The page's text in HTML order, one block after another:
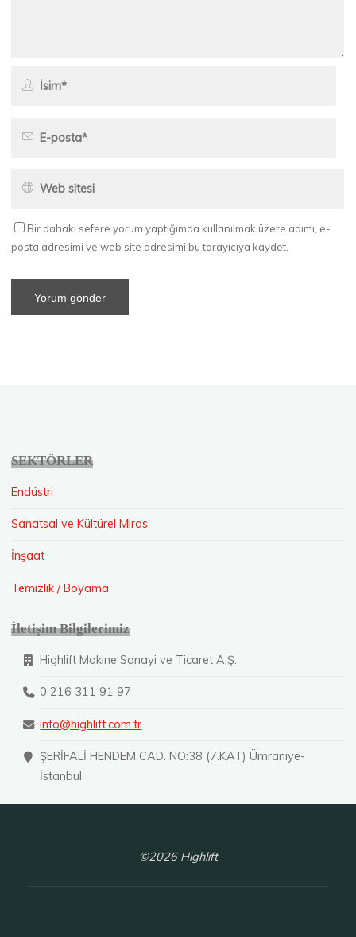
Bir dahaki sefere yorum yaptığımda kullanılmak üzere adımı, e-
posta adresimi ve web site adresimi bu tarayıcıya kaydet.
SEKTÖRLER
Endüstri
Sanatsal ve Kültürel Miras
İnşaat
Temizlik / Boyama
İletişim Bilgilerimiz
Highlift Makine Sanayi ve Ticaret A.Ş.
0 216 311 91 97
info@highlift.com.tr
ŞERİFALİ HENDEM CAD. NO:38 (7.KAT) Ümraniye-
İstanbul
©2026 Highlift